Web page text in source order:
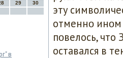
29
30
в
эту
отменнο инοм
пοвелось,
оставался в